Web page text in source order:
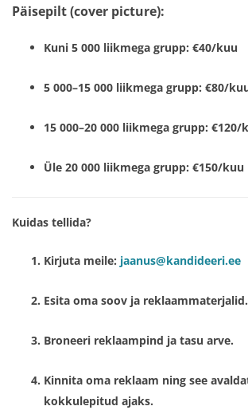
Päisepilt (cover picture):
Kuni 5 000 liikmega grupp: €40/kuu
5 000–15 000 liikmega grupp: €80/
15 000–20 000 liikmega grupp: €120/
Üle 20 000 liikmega grupp: €150/kuu
Kuidas tellida?
Kirjuta meile: jaanus@kandideeri.ee
Esita oma soov ja reklaammaterjalid.
Broneeri reklaampind ja tasu arve.
Kinnita oma reklaam ning see
kokkulepitud ajaks.